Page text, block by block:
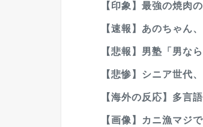
【印象】最強の焼肉
【速報】あのちゃ
【悲報】男塾「男な
【悲惨】シニア世代
【海外の反応】多言
【画像】カニ漁マジ